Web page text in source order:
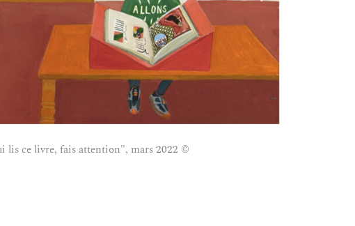
ce livre, fais attention", mars 2022 ©